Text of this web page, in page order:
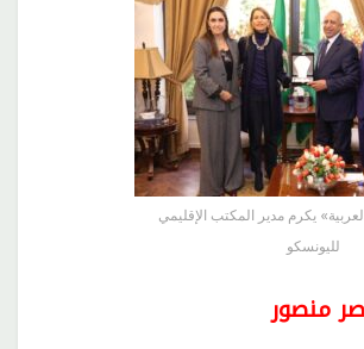
يكرم مدير المكتب الإقليمي
لليونسكو
منصور